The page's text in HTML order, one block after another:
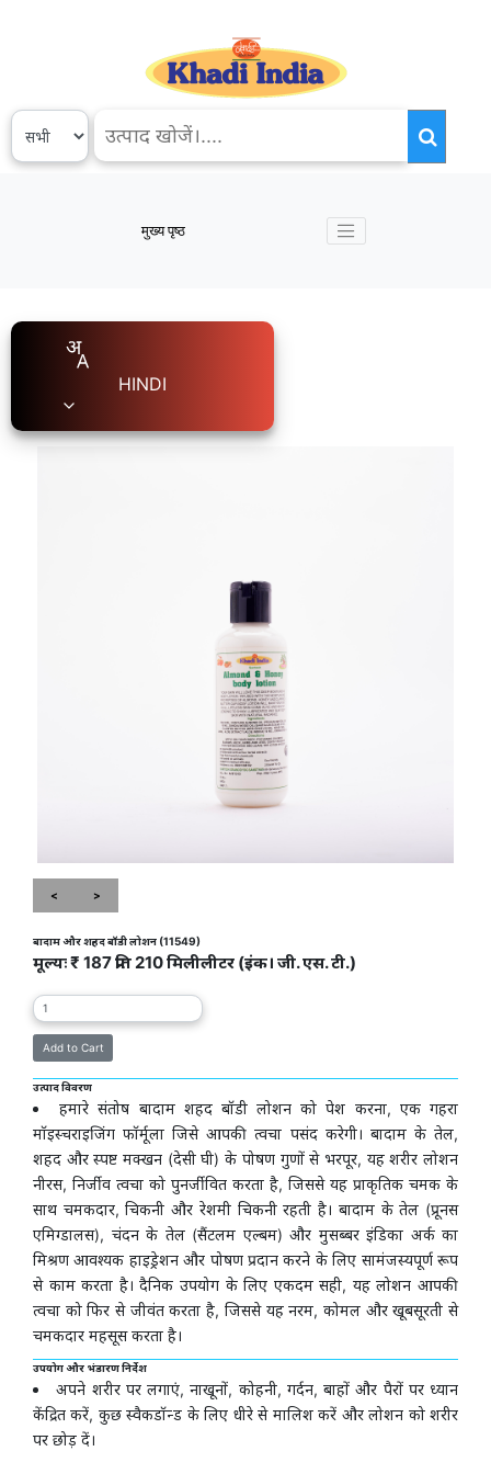
मुख्य पृष्ठ
HINDI
< >
बादाम और शहद बॉडी लोशन (11549)
मूल्यः ₹ 187 प्रति 210 मिलीलीटर (इंक। जी. एस. टी.)
उत्पाद विवरण
हमारे संतोष बादाम शहद बॉडी लोशन को पेश करना, एक गहरा
मॉइस्चराइजिंग फॉर्मूला जिसे आपकी त्वचा पसंद करेगी। बादाम के तेल,
शहद और स्पष्ट मक्खन (देसी घी) के पोषण गुणों से भरपूर, यह शरीर लोशन
नीरस, निर्जीव त्वचा को पुनर्जीवित करता है, जिससे यह प्राकृतिक चमक के
साथ चमकदार, चिकनी और रेशमी चिकनी रहती है। बादाम के तेल (प्रूनस
एमिग्डालस), चंदन के तेल (सैंटलम एल्बम) और मुसब्बर इंडिका अर्क का
मिश्रण आवश्यक हाइड्रेशन और पोषण प्रदान करने के लिए सामंजस्यपूर्ण रूप
से काम करता है। दैनिक उपयोग के लिए एकदम सही, यह लोशन आपकी
त्वचा को फिर से जीवंत करता है, जिससे यह नरम, कोमल और खूबसूरती से
चमकदार महसूस करता है।
उपयोग और भंडारण निर्देश
अपने शरीर पर लगाएं, नाखूनों, कोहनी, गर्दन, बाहों और पैरों पर ध्यान
केंद्रित करें, कुछ स्वैकडॉन्ड के लिए धीरे से मालिश करें और लोशन को शरीर
पर छोड़ दें।